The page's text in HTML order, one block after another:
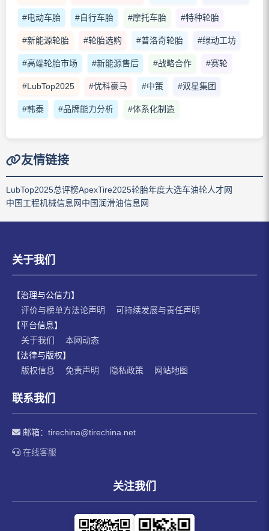
#电动车胎 #自行车胎 #摩托车胎 #特种轮胎
#新能源轮胎 #轮胎选购 #普洛奇轮胎 #绿动工坊
#高端轮胎市场 #新能源售后 #战略合作 #赛轮
#LubTop2025 #优科豪马 #中策 #双星集团
#韩泰 #品牌能力分析 #体系化制造
友情链接
LubTop2025总评榜ApexTire2025轮胎年度大选车油轮人才网
中国工程机械信息网中国润滑油信息网
关于我们
【治理与公信力】
评价与榜单方法论声明
可持续发展与责任声明
【平台信息】
关于我们
本网动态
【法律与版权】
版权信息
免责声明 隐私政策 网站地图
联系我们
邮箱： tirechina@tirechina.net
在线客服
关注我们